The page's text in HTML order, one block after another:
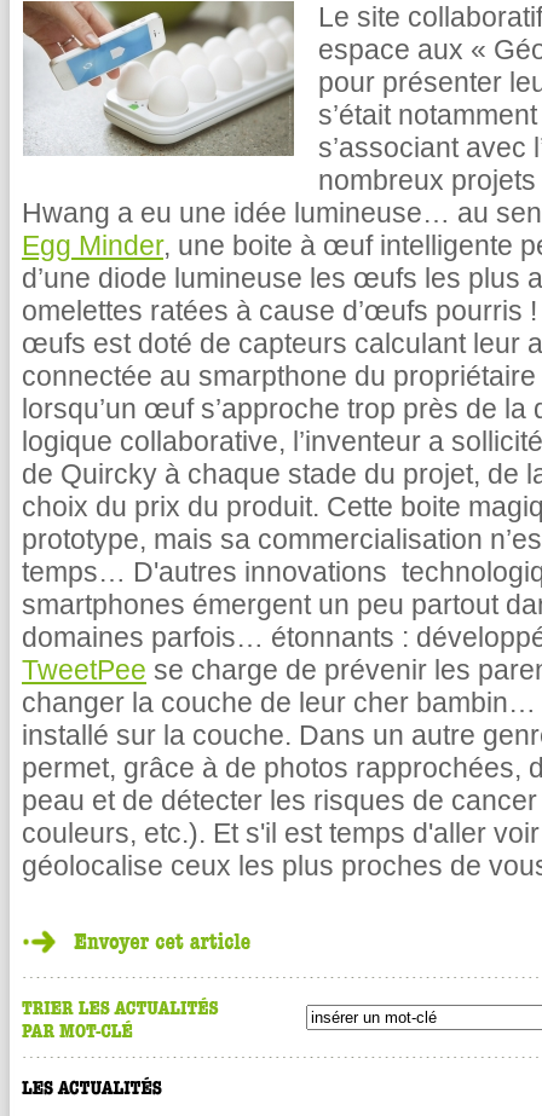
Le site
espace aux «
pour présenter
s’était
s’associant avec
nombreux
Hwang a eu une idée lumineuse… au
Egg Minder, une boite à œuf intelligente
d’une diode lumineuse les œufs les plus
omelettes ratées à cause d’œufs pourris
œufs est doté de capteurs calculant leur
connectée au smarpthone du
lorsqu’un œuf s’approche trop près de
logique collaborative, l’inventeur a
de Quircky à chaque stade du projet, de
choix du prix du produit. Cette boite
prototype, mais sa commercialisation
temps… D'autres innovations
smartphones émergent un peu partout
domaines parfois… étonnants :
TweetPee se charge de prévenir les
changer la couche de leur cher
installé sur la couche. Dans un autre
permet, grâce à de photos rapprochées,
peau et de détecter les risques de
couleurs, etc.). Et s'il est temps d'aller
géolocalise ceux les plus proches de